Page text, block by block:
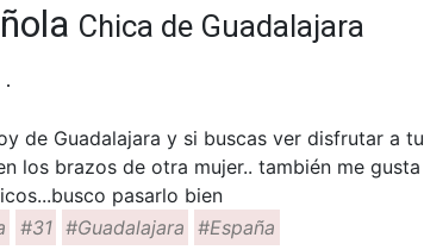
Chica de Guadalajara
de Guadalajara y si buscas ver disfrutar a tu
los brazos de otra mujer.. también me gusta
pasarlo bien
#31 #Guadalajara #España